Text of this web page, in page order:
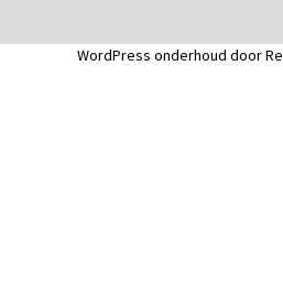
WordPress onderhoud door